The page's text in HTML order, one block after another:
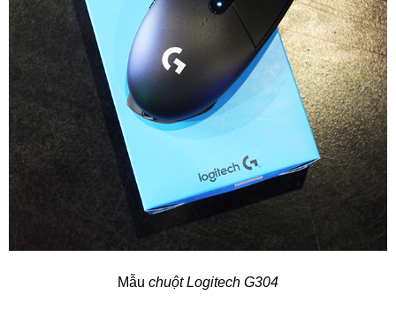
Mẫu chuột Logitech G304